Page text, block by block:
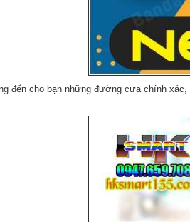
đến cho bạn những đường cưa chính